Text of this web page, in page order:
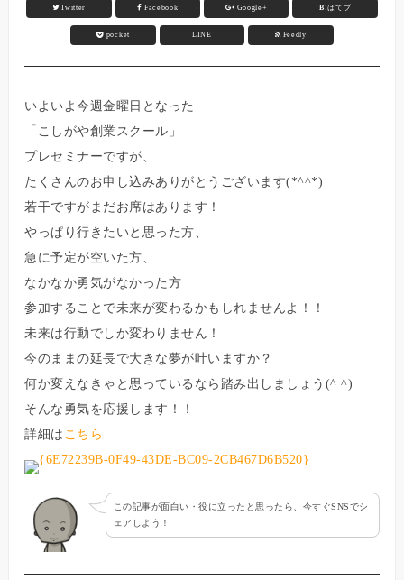
Twitter Facebook Google+ B!はてブ
pocket LINE Feedly
いよいよ今週金曜日となった
「こしがや創業スクール」
プレセミナーですが、
たくさんのお申し込みありがとうございます(*^^*)
若干ですがまだお席はあります！
やっぱり行きたいと思った方、
急に予定が空いた方、
なかなか勇気がなかった方
参加することで未来が変わるかもしれませんよ！！
未来は行動でしか変わりません！
今のままの延長で大きな夢が叶いますか？
何か変えなきゃと思っているなら踏み出しましょう(^ ^)
そんな勇気を応援します！！
詳細は こちら
この記事が面白い・役に立ったと思ったら、今すぐSNSでシ
ェアしよう！